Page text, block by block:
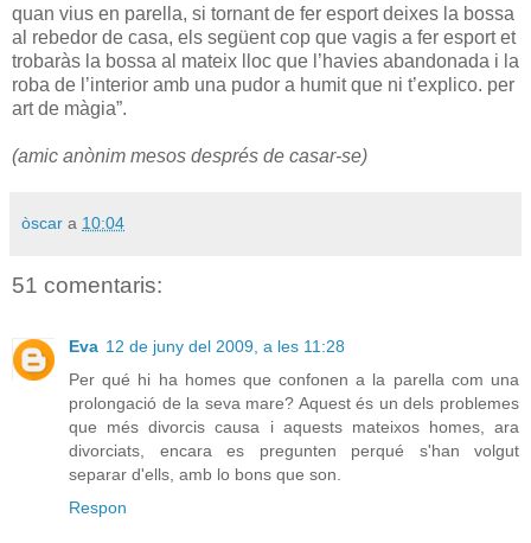
quan vius en parella, si tornant de fer esport deixes la bossa
al rebedor de casa, els següent cop que vagis a fer esport et
trobaràs la bossa al mateix lloc que l’havies abandonada i la
roba de l’interior amb una pudor a humit que ni t’explico. per
art de màgia”.
(amic anònim mesos després de casar-se)
òscar a 10:04
51 comentaris:
Eva 12 de juny del 2009, a les 11:28
Per qué hi ha homes que confonen a la parella com una
prolongació de la seva mare? Aquest és un dels problemes
que més divorcis causa i aquests mateixos homes, ara
divorciats, encara es pregunten perqué s'han volgut
separar d'ells, amb lo bons que son.
Respon